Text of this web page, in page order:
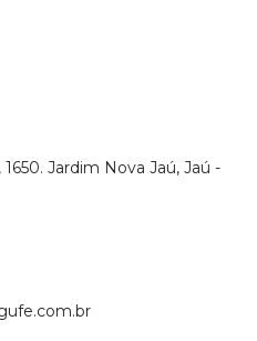
Jardim Nova Jaú, Jaú -